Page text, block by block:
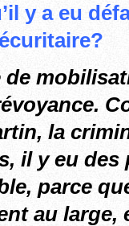
y a eu
de
la
il y eu des
parce
au large,